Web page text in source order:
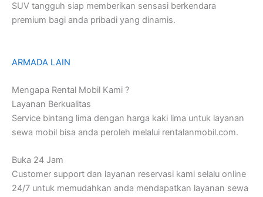
SUV tangguh siap memberikan sensasi berkendara
premium bagi anda pribadi yang dinamis.
ARMADA LAIN
Mengapa Rental Mobil Kami ?
Layanan Berkualitas
Service bintang lima dengan harga kaki lima untuk layanan
sewa mobil bisa anda peroleh melalui rentalanmobil.com.
Buka 24 Jam
Customer support dan layanan reservasi kami selalu online
24/7 untuk memudahkan anda mendapatkan layanan sewa